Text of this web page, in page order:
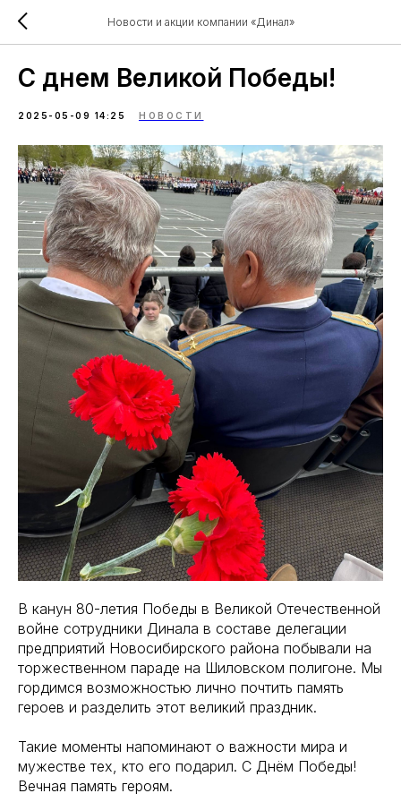
Новости и акции компании «Динал»
С днем Великой Победы!
2025-05-09 14:25 НОВОСТИ
В канун 80-летия Победы в Великой Отечественной
войне сотрудники Динала в составе делегации
предприятий Новосибирского района побывали на
торжественном параде на Шиловском полигоне. Мы
гордимся возможностью лично почтить память
героев и разделить этот великий праздник.
Такие моменты напоминают о важности мира и
мужестве тех, кто его подарил. С Днём Победы!
Вечная память героям.